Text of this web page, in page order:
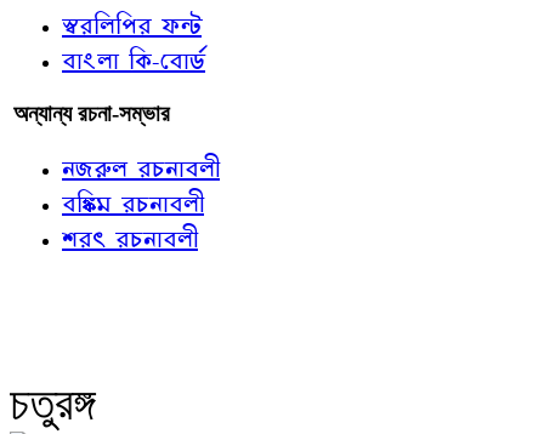
স্বরলিপির ফন্ট
বাংলা কি-বোর্ড
অন্যান্য রচনা-সম্ভার
নজরুল রচনাবলী
বঙ্কিম রচনাবলী
শরৎ রচনাবলী
চতুরঙ্গ